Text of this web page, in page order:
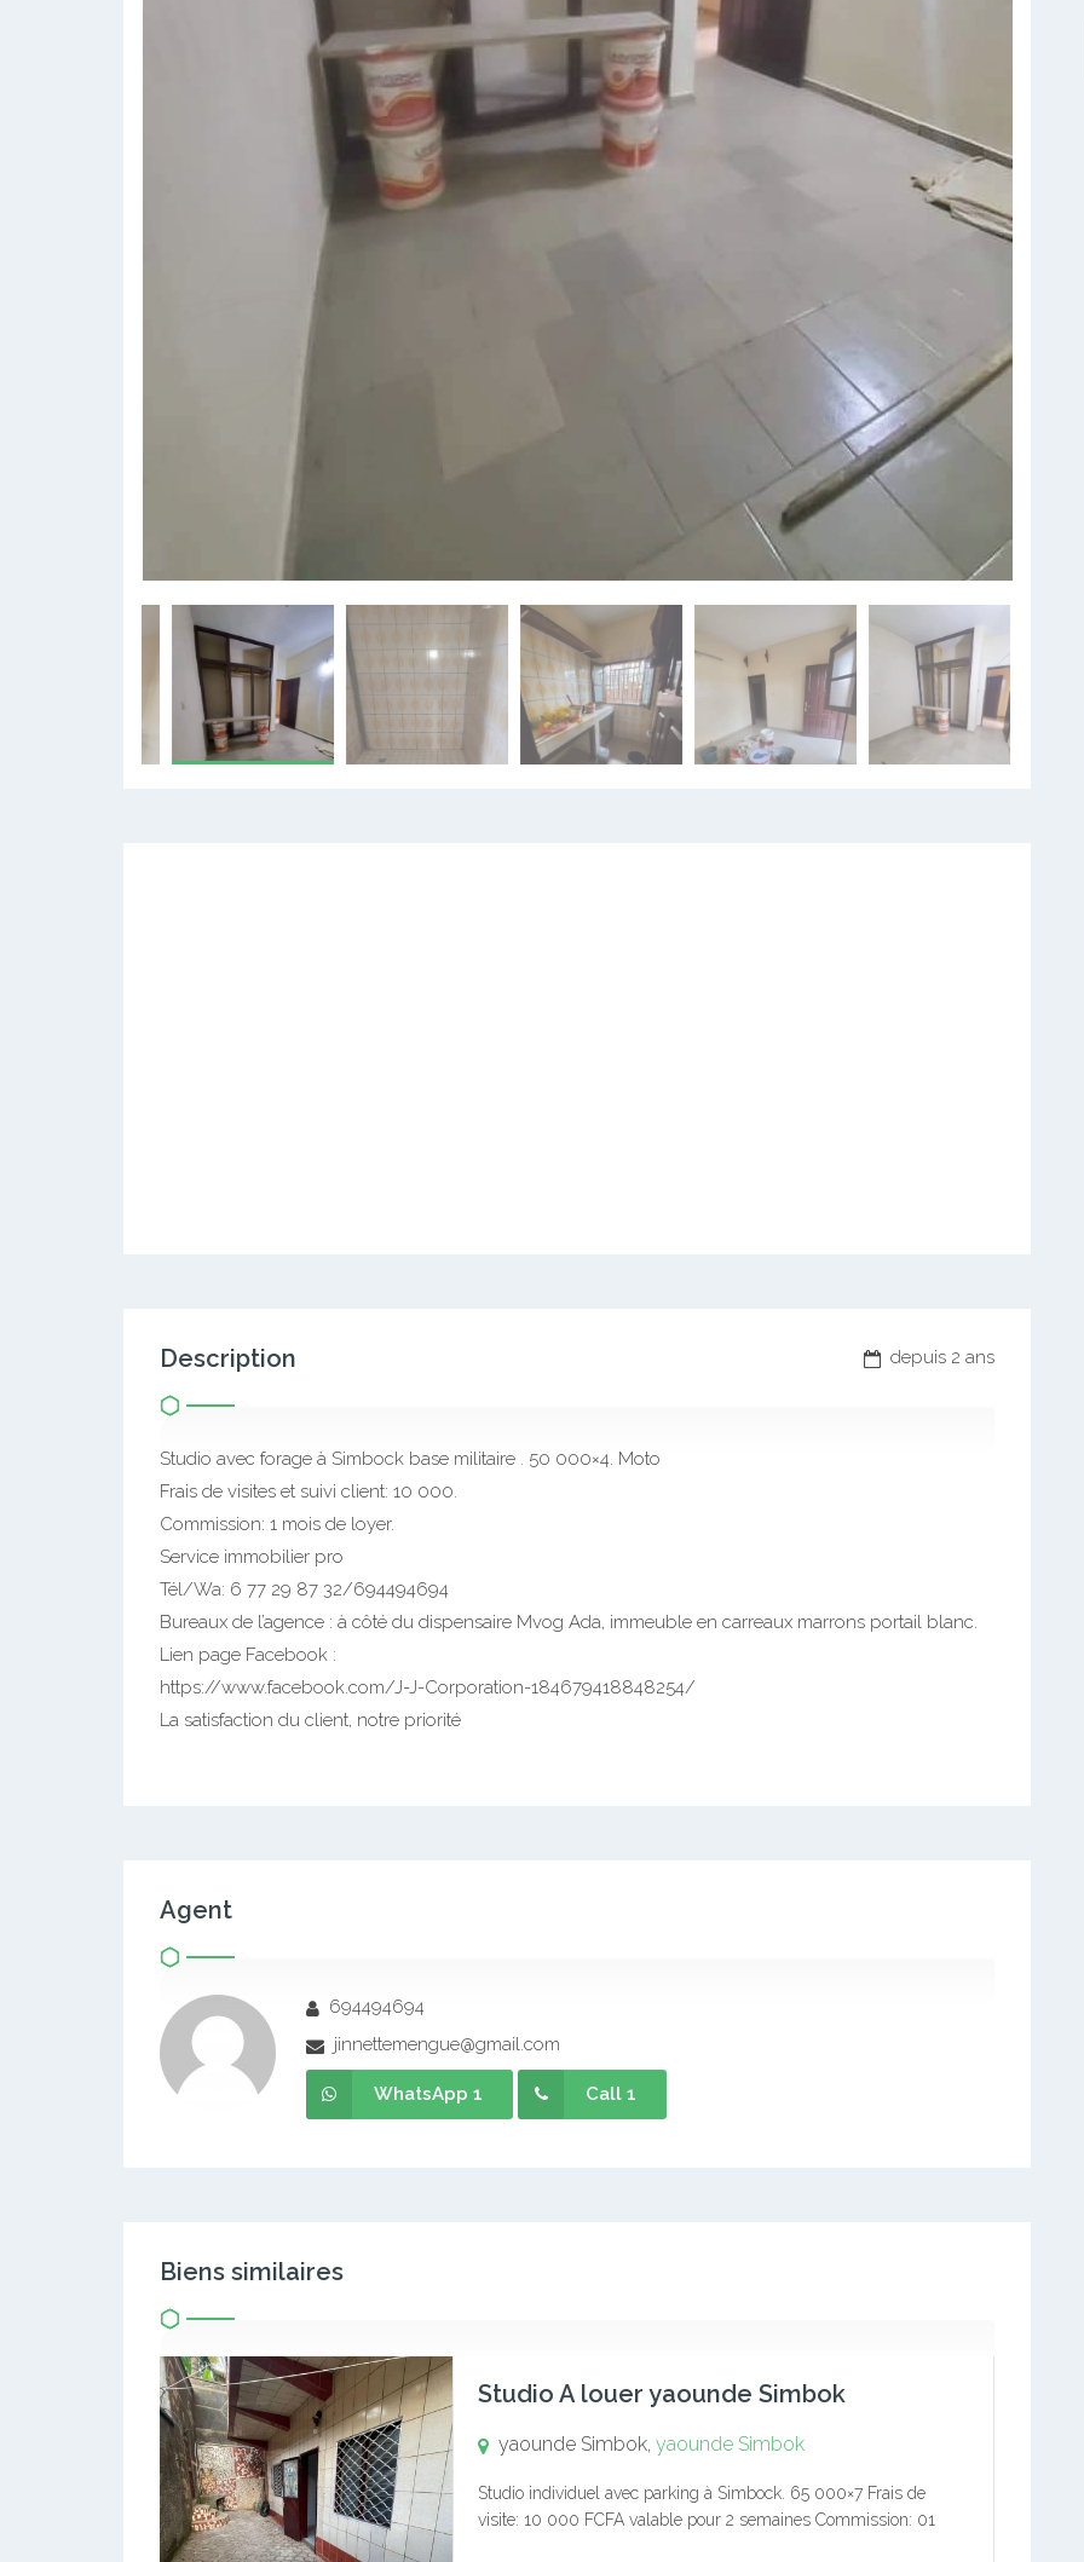
depuis 2 ans
Description
Studio avec forage à Simbock base militaire . 50 000×4. Moto
Frais de visites et suivi client: 10 000.
Commission: 1 mois de loyer.
Service immobilier pro
Tél/Wa: 6 77 29 87 32/694494694
Bureaux de l’agence : à côté du dispensaire Mvog Ada, immeuble en carreaux marrons portail blanc.
Lien page Facebook :
https://www.facebook.com/J-J-Corporation-184679418848254/
La satisfaction du client, notre priorité
Agent
694494694
jinnettemengue@gmail.com
WhatsApp 1 Call 1
Biens similaires
Studio A louer yaounde Simbok
yaounde Simbok, yaounde Simbok
Studio individuel avec parking à Simbock. 65 000×7 Frais de
visite: 10 000 FCFA valable pour 2 semaines Commission: 01